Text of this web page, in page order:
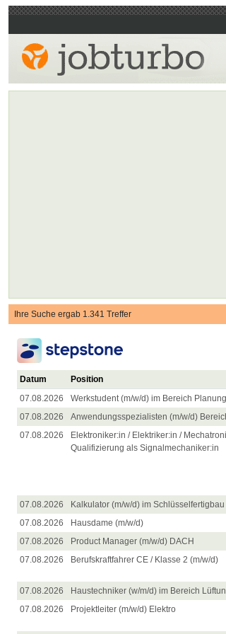
Ihre Suche ergab 1.341 Treffer
Datum Position
07.08.2026
Werkstudent (m/w/d) im Bereich
07.08.2026
Anwendungsspezialisten (m/w/d)
07.08.2026
Elektroniker:in / Elektriker:in /
Qualifizierung als Signalmechaniker:in
07.08.2026
Kalkulator (m/w/d) im Schlüsselfertigbau
07.08.2026
Hausdame (m/w/d)
07.08.2026
Product Manager (m/w/d) DACH
07.08.2026
Berufskraftfahrer CE / Klasse 2 (m/w/d)
07.08.2026 Haustechniker (w/m/d) im Bereich
07.08.2026
Projektleiter (m/w/d) Elektro